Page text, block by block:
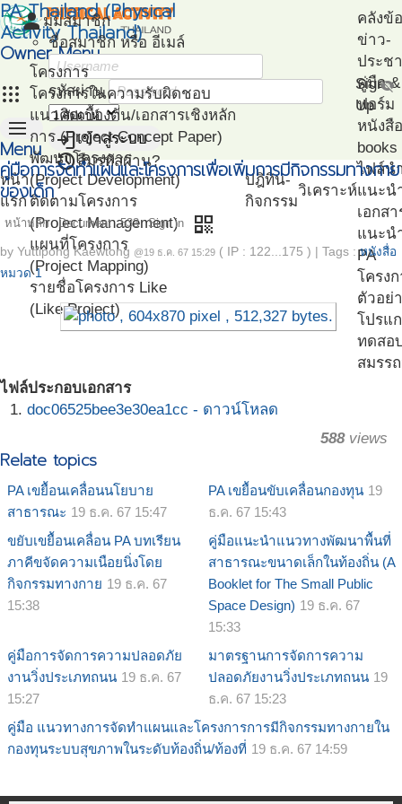
PA Thailand (Physical
Activity Thailand)
Owner Menu
apps
personมุมสมาชิก
ชื่อสมาชิก หรือ อีเมล์
รหัสผ่าน visibility_off
loginเข้าสู่ระบบ
restoreลืมรหัสผ่าน?
Sign
Up
menu
Menu
หน้า
แรก
โครงการ
โครงการในความรับผิดชอบ
แนวคิดเบื้องต้น/เอกสารเชิงหลัก
การ (Project Concept Paper)
พัฒนาโครงการ
(Project Development)
ติดตามโครงการ
(Project Management)
แผนที่โครงการ
(Project Mapping)
รายชื่อโครงการ Like
(Like Project)
ปฎิทิน-
กิจกรรม
วิเคราะห์
คลังข้
ข่าว-
ประช
คู่มือ
ฟอร์ม
หนังสื
books
ไฟล์น
แนะน
เอกสา
แนะน
PA
โครง
ตัวอย่
โปรแ
ทดสอ
สมรร
คู่มือการจัดทำแผนและโครงการเพื่อเพิ่มการมีกิจกรรมทางกาย
ของเด็ก
หน้าหลัก Document 533 Sign in qr_code
by Yuttipong Kaewtong @19 ธ.ค. 67 15:29 ( IP : 122...175 ) Tags :หนังสื่อ
หมวด 1
ไฟล์ประกอบเอกสาร
doc06525bee3e30ea1cc - ดาวน์โหลด
588views
Relate topics
PA เขยื้อนเคลื่อนนโยบาย
สาธารณะ 19 ธ.ค. 67 15:47
PA เขยื้อนขับเคลื่อนกองทุน 19
ธ.ค. 67 15:43
ขยับเขยื้อนเคลื่อน PA บทเรียน
ภาคีขจัดความเนือยนิ่งโดย
กิจกรรมทางกาย 19 ธ.ค. 67
15:38
คู่มือแนะนำแนวทางพัฒนาพื้นที่
สาธารณะขนาดเล็กในท้องถิ่น (A
Booklet for The Small Public
Space Design) 19 ธ.ค. 67
15:33
คู่มือการจัดการความปลอดภัย
งานวิ่งประเภทถนน 19 ธ.ค. 67
15:27
มาตรฐานการจัดการความ
ปลอดภัยงานวิ่งประเภทถนน 19
ธ.ค. 67 15:23
คู่มือ แนวทางการจัดทำแผนและโครงการการมีกิจกรรมทางกายใน
กองทุนระบบสุขภาพในระดับท้องถิ่น/ท้องที่ 19 ธ.ค. 67 14:59